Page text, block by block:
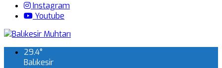
Instagram
Youtube
29.4°
Balıkesir